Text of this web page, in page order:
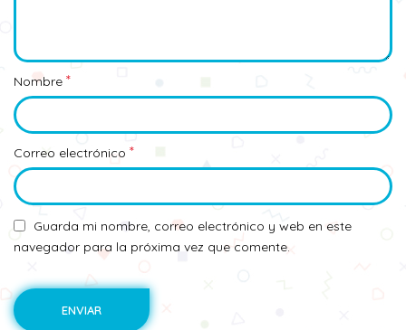
Nombre *
Correo electrónico *
Guarda mi nombre, correo electrónico y web en este
navegador para la próxima vez que comente.